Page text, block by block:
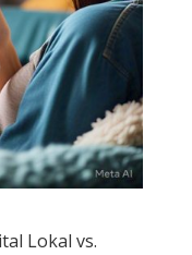
Lokal vs.